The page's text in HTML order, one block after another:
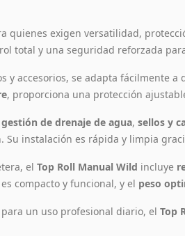
quienes exigen versatilidad,
total y una seguridad reforzada
y accesorios, se adapta fácilmente a
, proporciona una protección
gestión de drenaje de agua, sellos y
instalación es rápida y limpia
el Top Roll Manual Wild incluye
es compacto y funcional, y el peso
un uso profesional diario, el Top